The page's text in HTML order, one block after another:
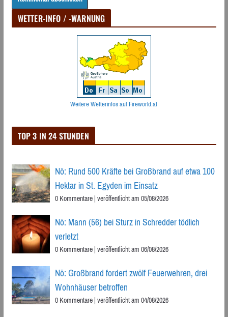
WETTER-INFO / -WARNUNG
Weitere Wetterinfos auf Fireworld.at
TOP 3 IN 24 STUNDEN
Nö: Rund 500 Kräfte bei Großbrand auf etwa 100
Hektar in St. Egyden im Einsatz
0 Kommentare|veröffentlicht am 05/08/2026
Nö: Mann (56) bei Sturz in Schredder tödlich
verletzt
0 Kommentare|veröffentlicht am 06/08/2026
Nö: Großbrand fordert zwölf Feuerwehren, drei
Wohnhäuser betroffen
0 Kommentare|veröffentlicht am 04/08/2026